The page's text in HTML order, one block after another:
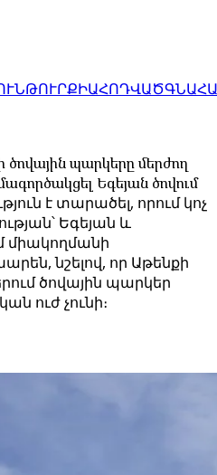
ԹՈՒՐՔԻԱՀՈԴՎԱԾ
պարկերը մերժող
Եգեյան ծովում
է տարածել, որում կոչ
Եգեյան և
միակողմանի
նշելով, որ Աթենքի
ծովային պարկեր
ուժ չունի։